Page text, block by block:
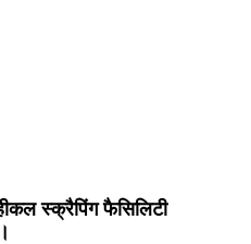
स्क्रैपिंग फैसिलिटी